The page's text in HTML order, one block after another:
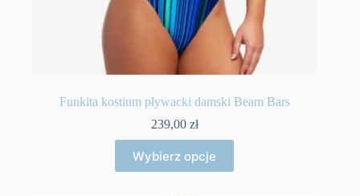
Funkita kostium pływacki damski Beam Bars
239,00 zł
Wybierz opcje
produkt
ma